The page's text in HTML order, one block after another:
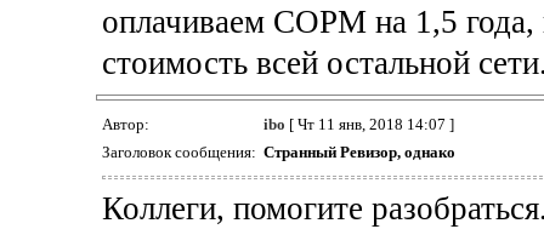
оплачиваем СОРМ на 1,5 года,
стоимость всей остальной
Автор: ibo [ Чт 11 янв, 2018 14:07 ]
Заголовок сообщения: Странный Ревизор, однако
Коллеги, помогите